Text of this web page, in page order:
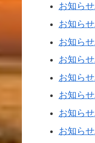
お知ら
お知ら
お知ら
お知ら
お知ら
お知ら
お知ら
お知ら